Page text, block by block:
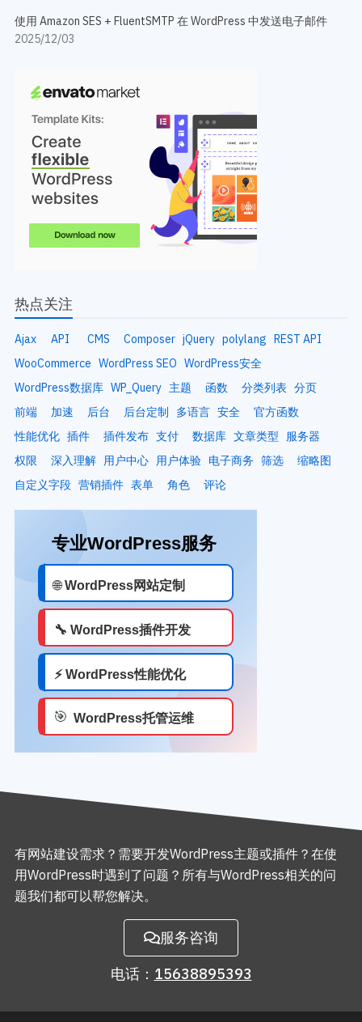
使用 Amazon SES + FluentSMTP 在 WordPress 中发送电子邮件
2025/12/03
热点关注
Ajax API CMS Composer jQuery polylang REST API
WooCommerce WordPress SEO WordPress安全
WordPress数据库 WP_Query 主题 函数 分类列表 分页
前端
加速 后台 后台定制 多语言 安全
官方函数
性能优化 插件 插件发布 支付 数据库 文章类型
服务器
权限
深入理解 用户中心 用户体验 电子商务 筛选
缩略图
自定义字段 营销插件 表单 角色 评论
有网站建设需求？需要开发WordPress主题或插件？在使
用WordPress时遇到了问题？所有与WordPress相关的问
题我们都可以帮您解决。
服务咨询
电话： 15638895393